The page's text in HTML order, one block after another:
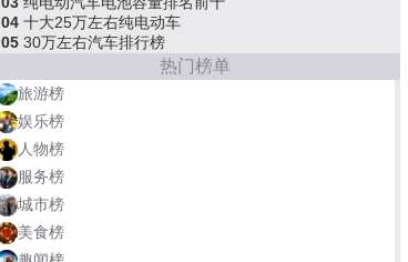
04 十大25万左右纯电动车
05 30万左右汽车排行榜
热门榜单
旅游榜
娱乐榜
人物榜
服务榜
城市榜
美食榜